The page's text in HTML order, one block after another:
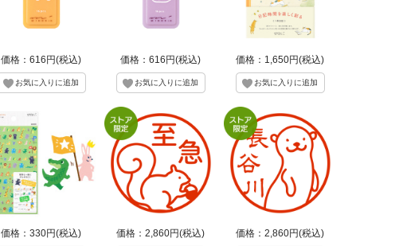
価格：616円(税込) 価格：616円(税込) 価格：1,650円(税込)
価格：330円(税込) 価格：2,860円(税込) 価格：2,860円(税込)